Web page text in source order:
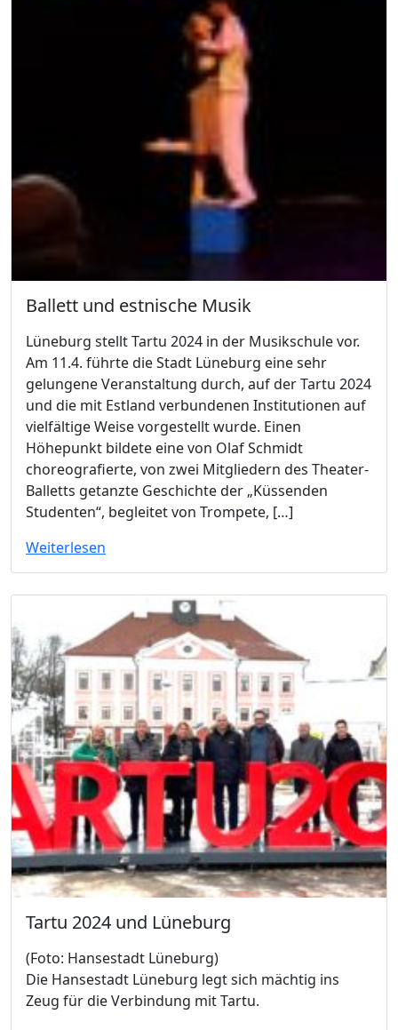
Ballett und estnische Musik
Lüneburg stellt Tartu 2024 in der Musikschule vor.
Am 11.4. führte die Stadt Lüneburg eine sehr
gelungene Veranstaltung durch, auf der Tartu 2024
und die mit Estland verbundenen Institutionen auf
vielfältige Weise vorgestellt wurde. Einen
Höhepunkt bildete eine von Olaf Schmidt
choreografierte, von zwei Mitgliedern des Theater-
Balletts getanzte Geschichte der „Küssenden
Studenten“, begleitet von Trompete, […]
Weiterlesen
Tartu 2024 und Lüneburg
(Foto: Hansestadt Lüneburg)
Die Hansestadt Lüneburg legt sich mächtig ins
Zeug für die Verbindung mit Tartu.